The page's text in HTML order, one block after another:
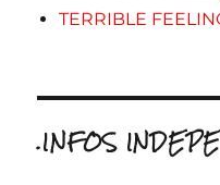
TERRIBLE
.INFOS